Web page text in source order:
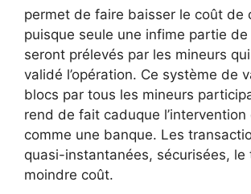
permet de faire baisser le coût de
puisque seule une infime partie
seront prélevés par les mineurs
validé l’opération. Ce système de
blocs par tous les mineurs
rend de fait caduque l’intervention
comme une banque. Les
quasi-instantanées, sécurisées, le
moindre coût.